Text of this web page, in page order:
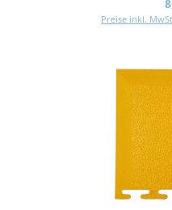
Preise inkl.